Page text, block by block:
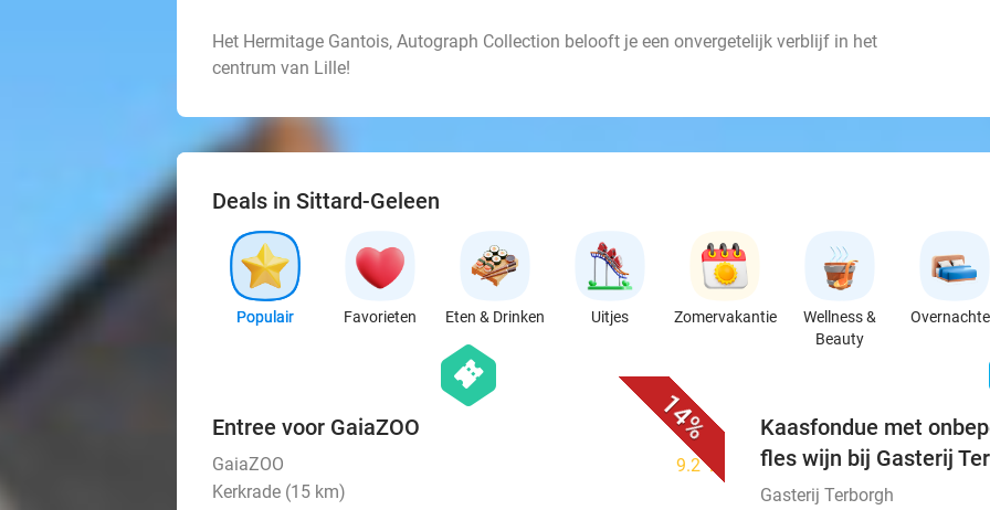
Het Hermitage Gantois, Autograph Collection belooft je een onvergetelijk verblijf in het
centrum van Lille!
Deals in Sittard-Geleen
Populair Favorieten Eten & Drinken Uitjes Zomervakantie
Wellness &
Beauty
14%
hexagon
events
Entree voor GaiaZOO
GaiaZOO 9.2star
Kerkrade (15 km)
Kaasfondue met
fles wijn bij Gasterij
Gasterij Terborgh